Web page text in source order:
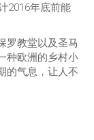
2016年底前能
罗教堂以及圣马
种欧洲的乡村小
的气息，让人不